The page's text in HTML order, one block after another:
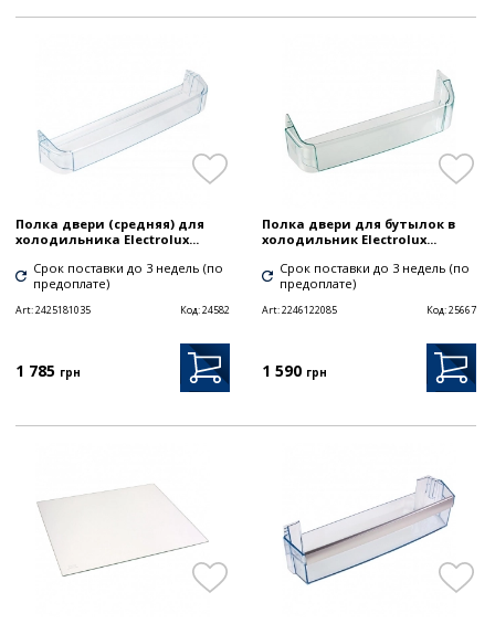
Полка двери (средняя) для
холодильника Electrolux...
Срок поставки до 3 недель (по
предоплате)
Art:2425181035 Код:24582
1 785 грн
Полка двери для бутылок в
холодильник Electrolux...
Срок поставки до 3 недель (по
предоплате)
Art:2246122085 Код:25667
1 590 грн